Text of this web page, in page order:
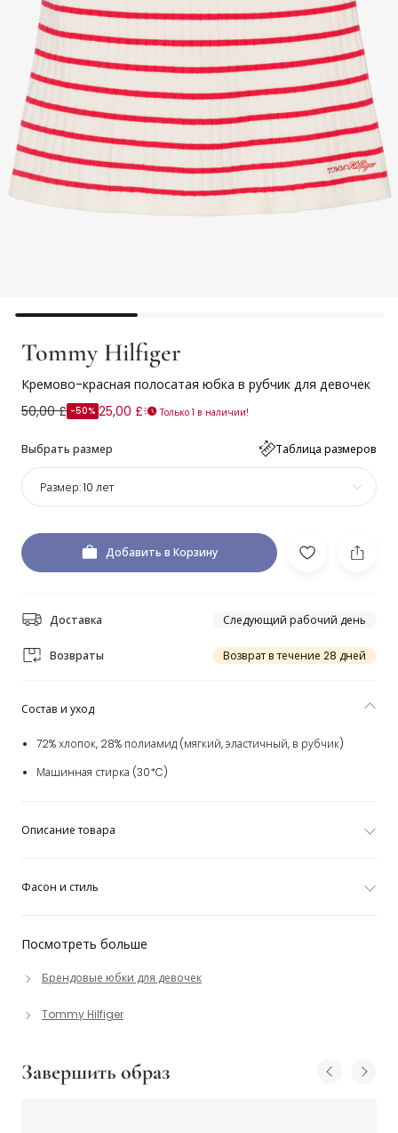
Tommy Hilfiger
Кремово-красная полосатая юбка в рубчик для девочек
50,00 £ -50% 25,00 £ Только 1 в наличии!
Выбрать размер Таблица размеров
Размер:10 лет
Добавить в Корзину
Доставка Следующий рабочий день
Возвраты Возврат в течение 28 дней
Посмотреть больше
Брендовые юбки для девочек
Tommy Hilfiger
Состав и уход
72% хлопок, 28% полиамид (мягкий, эластичный, в рубчик)
Машинная стирка (30*C)
Описание товара
Фасон и стиль
Завершить образ